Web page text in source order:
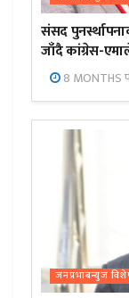
संसद
जाँदै कांग्रेस-
8 MONTHS
जनप्रभाबन्युज